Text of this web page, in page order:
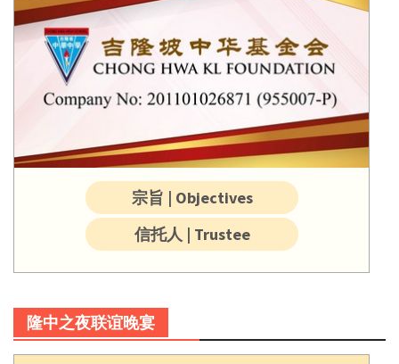
宗旨 | Objectives
信托人 | Trustee
隆中之夜联谊晚宴